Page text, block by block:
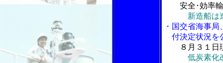
安全･効率
新造船は
・国交省海事
付決定状況を
８月３１日
低炭素化